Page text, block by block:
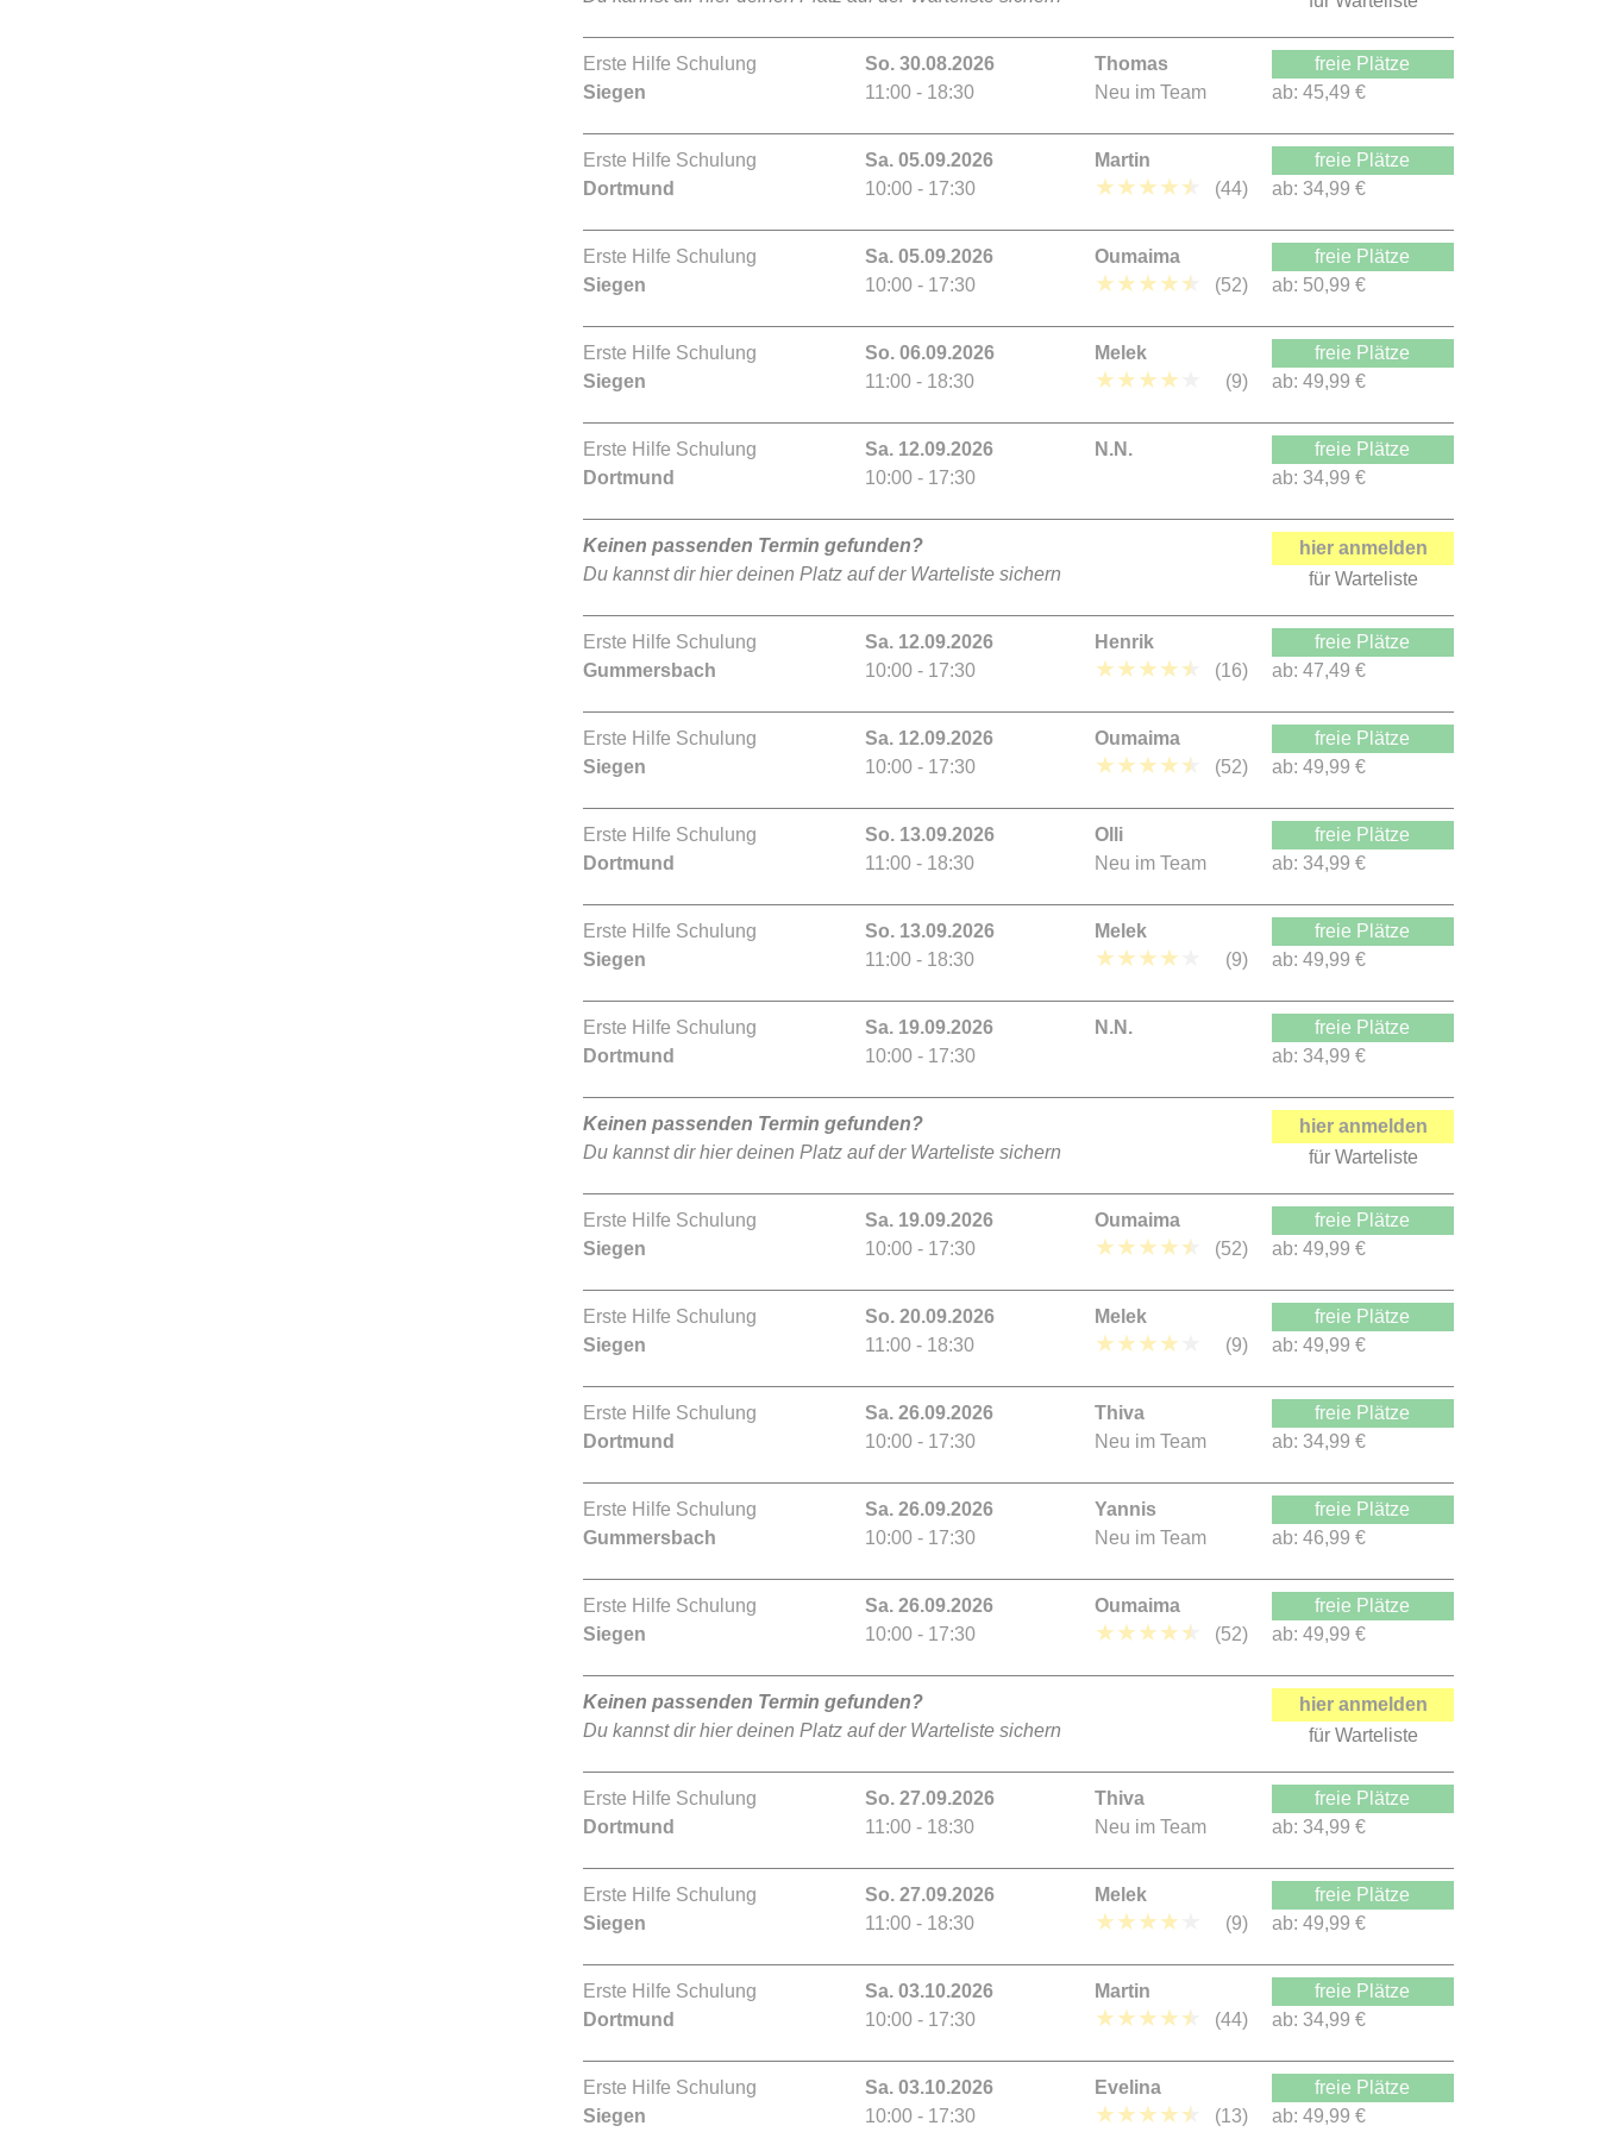
Erste Hilfe Schulung
Siegen
So. 30.08.2026
11:00 - 18:30
Thomas
Neu im Team
freie Plätze
ab: 45,49 €
Erste Hilfe Schulung
Dortmund
Sa. 05.09.2026
10:00 - 17:30
Martin
★★★★★ (44)
freie Plätze
ab: 34,99 €
Erste Hilfe Schulung
Siegen
Sa. 05.09.2026
10:00 - 17:30
Oumaima
★★★★★ (52)
freie Plätze
ab: 50,99 €
Erste Hilfe Schulung
Siegen
So. 06.09.2026
11:00 - 18:30
Melek
★★★★ (9)
freie Plätze
ab: 49,99 €
Erste Hilfe Schulung
Dortmund
Sa. 12.09.2026
10:00 - 17:30
N.N.
freie Plätze
ab: 34,99 €
Keinen passenden Termin gefunden?
Du kannst dir hier deinen Platz auf der Warteliste sichern
hier anmelden
für Warteliste
Erste Hilfe Schulung
Gummersbach
Sa. 12.09.2026
10:00 - 17:30
Henrik
★★★★★ (16)
freie Plätze
ab: 47,49 €
Erste Hilfe Schulung
Siegen
Sa. 12.09.2026
10:00 - 17:30
Oumaima
★★★★★ (52)
freie Plätze
ab: 49,99 €
Erste Hilfe Schulung
Dortmund
So. 13.09.2026
11:00 - 18:30
Olli
Neu im Team
freie Plätze
ab: 34,99 €
Erste Hilfe Schulung
Siegen
So. 13.09.2026
11:00 - 18:30
Melek
★★★★ (9)
freie Plätze
ab: 49,99 €
Erste Hilfe Schulung
Dortmund
Sa. 19.09.2026
10:00 - 17:30
N.N.
freie Plätze
ab: 34,99 €
Keinen passenden Termin gefunden?
Du kannst dir hier deinen Platz auf der Warteliste sichern
hier anmelden
für Warteliste
Erste Hilfe Schulung
Siegen
Sa. 19.09.2026
10:00 - 17:30
Oumaima
★★★★★ (52)
freie Plätze
ab: 49,99 €
Erste Hilfe Schulung
Siegen
So. 20.09.2026
11:00 - 18:30
Melek
★★★★ (9)
freie Plätze
ab: 49,99 €
Erste Hilfe Schulung
Dortmund
Sa. 26.09.2026
10:00 - 17:30
Thiva
Neu im Team
freie Plätze
ab: 34,99 €
Erste Hilfe Schulung
Gummersbach
Sa. 26.09.2026
10:00 - 17:30
Yannis
Neu im Team
freie Plätze
ab: 46,99 €
Erste Hilfe Schulung
Siegen
Sa. 26.09.2026
10:00 - 17:30
Oumaima
★★★★★ (52)
freie Plätze
ab: 49,99 €
Keinen passenden Termin gefunden?
Du kannst dir hier deinen Platz auf der Warteliste sichern
hier anmelden
für Warteliste
Erste Hilfe Schulung
Dortmund
So. 27.09.2026
11:00 - 18:30
Thiva
Neu im Team
freie Plätze
ab: 34,99 €
Erste Hilfe Schulung
Siegen
So. 27.09.2026
11:00 - 18:30
Melek
★★★★ (9)
freie Plätze
ab: 49,99 €
Erste Hilfe Schulung
Dortmund
Sa. 03.10.2026
10:00 - 17:30
Martin
★★★★★ (44)
freie Plätze
ab: 34,99 €
Erste Hilfe Schulung
Siegen
Sa. 03.10.2026
10:00 - 17:30
Evelina
★★★★★ (13)
freie Plätze
ab: 49,99 €